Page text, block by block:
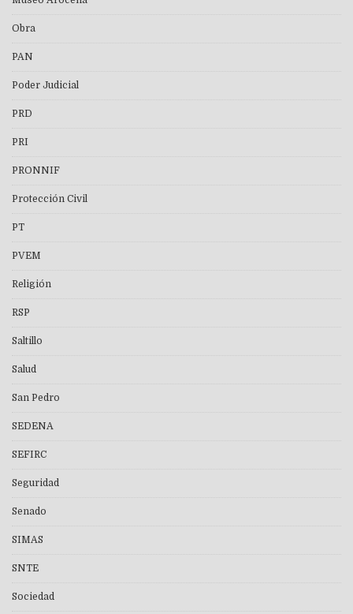
Obra
PAN
Poder Judicial
PRD
PRI
PRONNIF
Protección Civil
PT
PVEM
Religión
RSP
Saltillo
Salud
San Pedro
SEDENA
SEFIRC
Seguridad
Senado
SIMAS
SNTE
Sociedad